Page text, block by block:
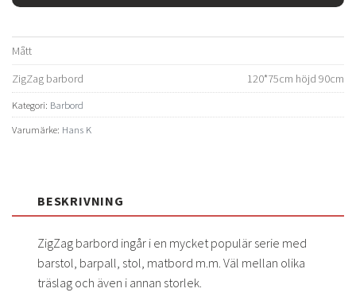
Mått
ZigZag barbord
120*75cm höjd 90cm
Kategori: Barbord
Varumärke: Hans K
BESKRIVNING
ZigZag barbord ingår i en mycket populär serie med
barstol, barpall, stol, matbord m.m. Väl mellan olika
träslag och även i annan storlek.